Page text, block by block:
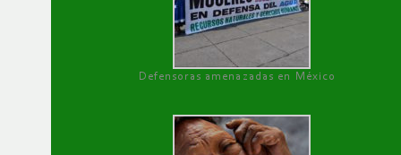
Defensoras amenazadas en México